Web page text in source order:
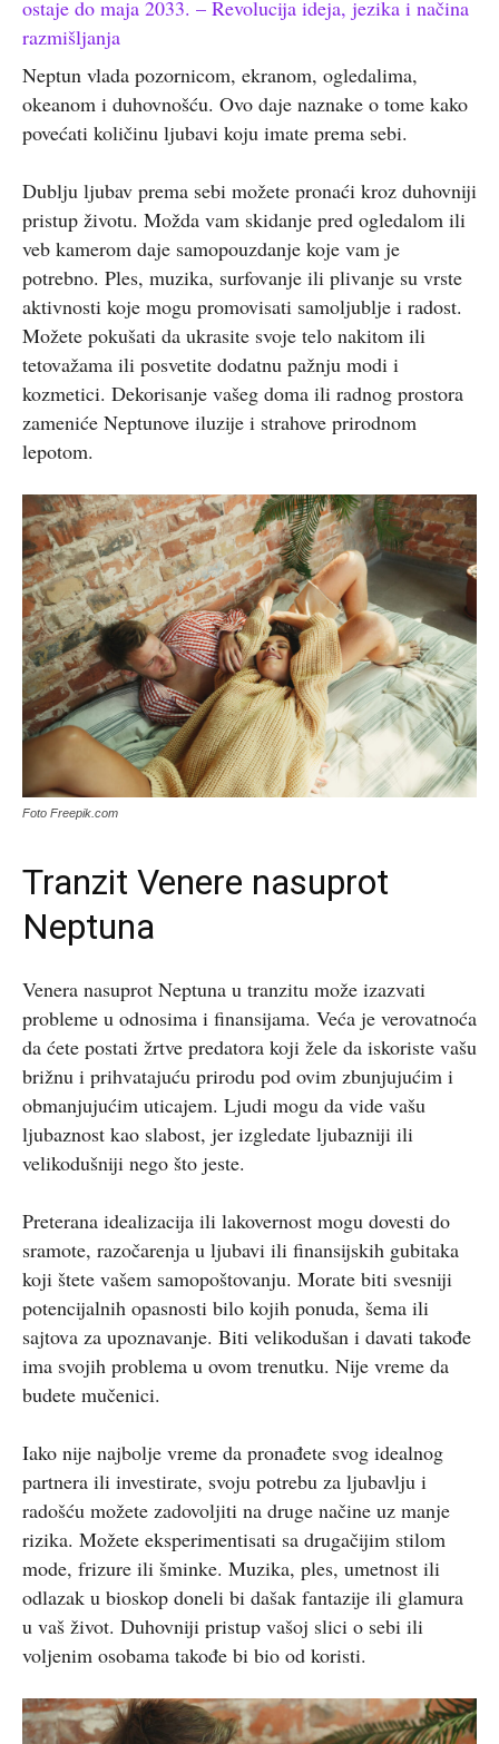
ostaje do maja 2033. – Revolucija ideja, jezika i načina
razmišljanja
Neptun vlada pozornicom, ekranom, ogledalima,
okeanom i duhovnošću. Ovo daje naznake o tome kako
povećati količinu ljubavi koju imate prema sebi.
Dublju ljubav prema sebi možete pronaći kroz duhovniji
pristup životu. Možda vam skidanje pred ogledalom ili
veb kamerom daje samopouzdanje koje vam je
potrebno. Ples, muzika, surfovanje ili plivanje su vrste
aktivnosti koje mogu promovisati samoljublje i radost.
Možete pokušati da ukrasite svoje telo nakitom ili
tetovažama ili posvetite dodatnu pažnju modi i
kozmetici. Dekorisanje vašeg doma ili radnog prostora
zameniće Neptunove iluzije i strahove prirodnom
lepotom.
Foto Freepik.com
Tranzit Venere nasuprot
Neptuna
Venera nasuprot Neptuna u tranzitu može izazvati
probleme u odnosima i finansijama. Veća je verovatnoća
da ćete postati žrtve predatora koji žele da iskoriste vašu
brižnu i prihvatajuću prirodu pod ovim zbunjujućim i
obmanjujućim uticajem. Ljudi mogu da vide vašu
ljubaznost kao slabost, jer izgledate ljubazniji ili
velikodušniji nego što jeste.
Preterana idealizacija ili lakovernost mogu dovesti do
sramote, razočarenja u ljubavi ili finansijskih gubitaka
koji štete vašem samopoštovanju. Morate biti svesniji
potencijalnih opasnosti bilo kojih ponuda, šema ili
sajtova za upoznavanje. Biti velikodušan i davati takođe
ima svojih problema u ovom trenutku. Nije vreme da
budete mučenici.
Iako nije najbolje vreme da pronađete svog idealnog
partnera ili investirate, svoju potrebu za ljubavlju i
radošću možete zadovoljiti na druge načine uz manje
rizika. Možete eksperimentisati sa drugačijim stilom
mode, frizure ili šminke. Muzika, ples, umetnost ili
odlazak u bioskop doneli bi dašak fantazije ili glamura
u vaš život. Duhovniji pristup vašoj slici o sebi ili
voljenim osobama takođe bi bio od koristi.